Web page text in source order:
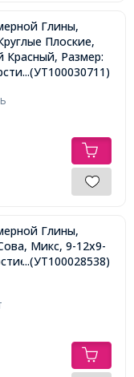
Глины,
Плоские,
Красный, Размер:
1.8мм, около
...(УТ100030711)
Глины,
Микс, 9-12х9-
1.6мм,
...(УТ100028538)